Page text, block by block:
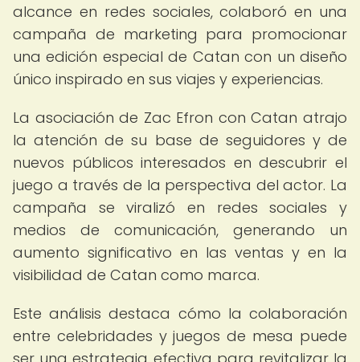
alcance en redes sociales, colaboró en una
campaña de marketing para promocionar
una edición especial de Catan con un diseño
único inspirado en sus viajes y experiencias.
La asociación de Zac Efron con Catan atrajo
la atención de su base de seguidores y de
nuevos públicos interesados en descubrir el
juego a través de la perspectiva del actor. La
campaña se viralizó en redes sociales y
medios de comunicación, generando un
aumento significativo en las ventas y en la
visibilidad de Catan como marca.
Este análisis destaca cómo la colaboración
entre celebridades y juegos de mesa puede